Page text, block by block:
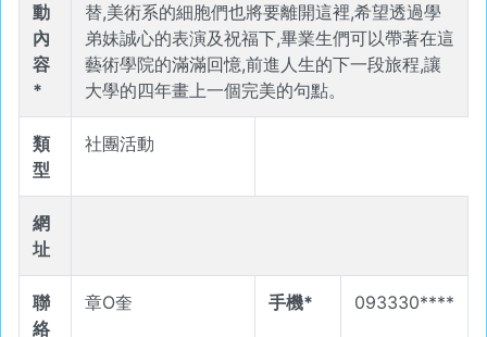
動
內
容
*
替,美術系的細胞們也將要離開這裡,希望透過學
弟妹誠心的表演及祝福下,畢業生們可以帶著在這
藝術學院的滿滿回憶,前進人生的下一段旅程,讓
大學的四年畫上一個完美的句點。
類
型
社團活動
網
址
聯
絡
章O奎 手機* 093330****